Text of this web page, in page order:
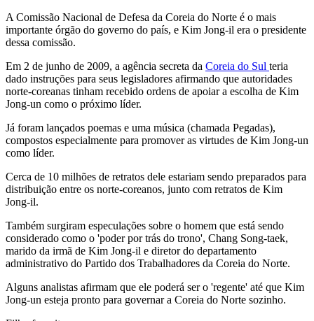
A Comissão Nacional de Defesa da Coreia do Norte é o mais
importante órgão do governo do país, e Kim Jong-il era o presidente
dessa comissão.
Em 2 de junho de 2009, a agência secreta da Coreia do Sul teria
dado instruções para seus legisladores afirmando que autoridades
norte-coreanas tinham recebido ordens de apoiar a escolha de Kim
Jong-un como o próximo líder.
Já foram lançados poemas e uma música (chamada Pegadas),
compostos especialmente para promover as virtudes de Kim Jong-un
como líder.
Cerca de 10 milhões de retratos dele estariam sendo preparados para
distribuição entre os norte-coreanos, junto com retratos de Kim
Jong-il.
Também surgiram especulações sobre o homem que está sendo
considerado como o 'poder por trás do trono', Chang Song-taek,
marido da irmã de Kim Jong-il e diretor do departamento
administrativo do Partido dos Trabalhadores da Coreia do Norte.
Alguns analistas afirmam que ele poderá ser o 'regente' até que Kim
Jong-un esteja pronto para governar a Coreia do Norte sozinho.